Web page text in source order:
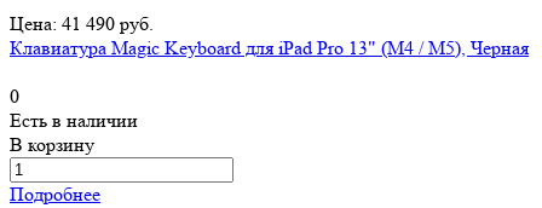
Цена: 41 490 руб.
Клавиатура Magic Keyboard для iPad Pro 13" (M4 / M5), Черная
0
Есть в наличии
В корзину
Подробнее